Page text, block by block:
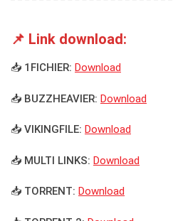
📌 Link download:
📥 1FICHIER: Download
📥 BUZZHEAVIER: Download
📥 VIKINGFILE: Download
📥 MULTI LINKS: Download
📥 TORRENT: Download